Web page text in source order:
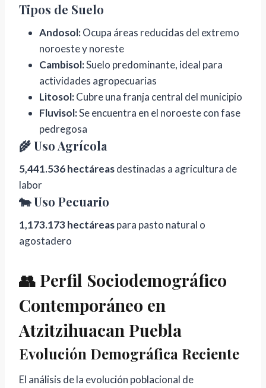
Tipos de Suelo
Andosol:Ocupa áreas reducidas del extremo
noroeste y noreste
Cambisol:Suelo predominante, ideal para
actividades agropecuarias
Litosol:Cubre una franja central del municipio
Fluvisol:Se encuentra en el noroeste con fase
pedregosa
🌾 Uso Agrícola
5,441.536 hectáreasdestinadas a agricultura de
labor
🐄 Uso Pecuario
1,173.173 hectáreaspara pasto natural o
agostadero
👥 Perfil Sociodemográfico
Contemporáneo en
Atzitzihuacan Puebla
Evolución Demográfica Reciente
El análisis de la evolución poblacional de